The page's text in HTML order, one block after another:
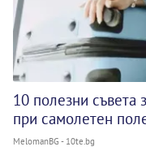
10 полезни съвета
при самолетен
MelomanBG - 10te.bg